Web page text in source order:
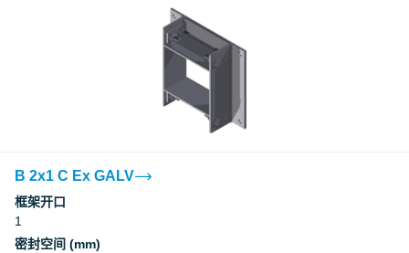
B 2x1 C Ex GALV
框架开口
1
密封空间 (mm)